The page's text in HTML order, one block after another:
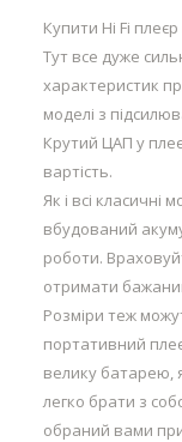
Купити Hi Fi
Тут все дуже
характеристик
моделі з
Крутий ЦАП у
вартість.
Як і всі класичні
вбудований
роботи.
отримати
Розміри теж
портативний
велику батарею,
легко брати з
обраний вами